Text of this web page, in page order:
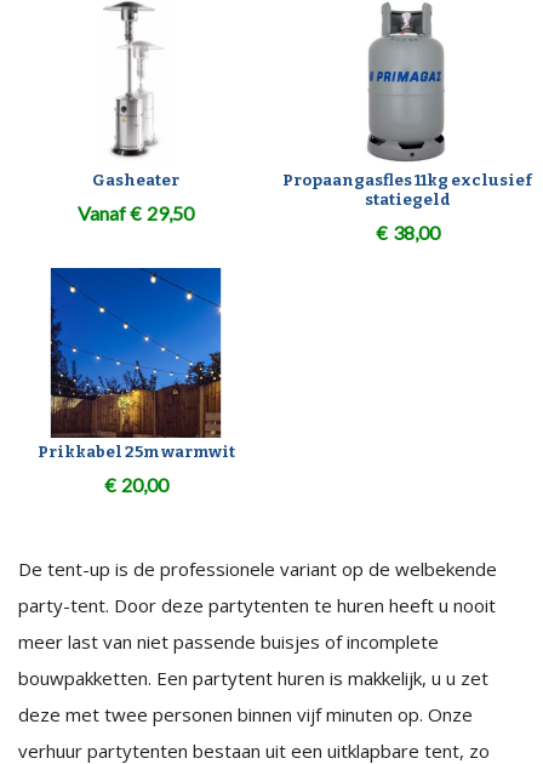
Gasheater
Vanaf€ 29,50
Propaangasfles 11kg exclusief
statiegeld
€ 38,00
Prikkabel 25m warmwit
€ 20,00
De tent-up is de professionele variant op de welbekende
party-tent. Door deze partytenten te huren heeft u nooit
meer last van niet passende buisjes of incomplete
bouwpakketten. Een partytent huren is makkelijk, u u zet
deze met twee personen binnen vijf minuten op. Onze
verhuur partytenten bestaan uit een uitklapbare tent, zo